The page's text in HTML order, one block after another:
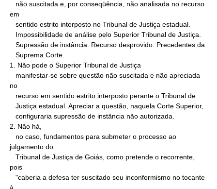
em
1. Não pode o Superior Tribunal de Justiça
no
2. Não há,
julgamento do
pois